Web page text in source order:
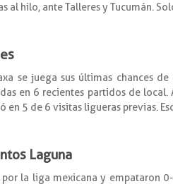
al hilo, ante Talleres y Tucumán.
se juega sus últimas chances
en 6 recientes partidos de
en 5 de 6 visitas ligueras previas.
Laguna
la liga mexicana y empataron